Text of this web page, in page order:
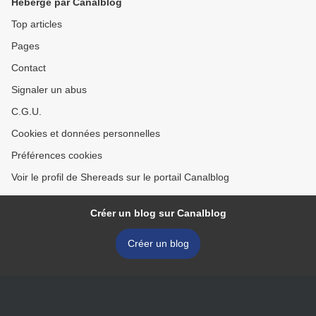
Top articles
Pages
Contact
Signaler un abus
C.G.U.
Cookies et données personnelles
Préférences cookies
Voir le profil de Shereads sur le portail Canalblog
Créer un blog sur Canalblog
Créer un blog